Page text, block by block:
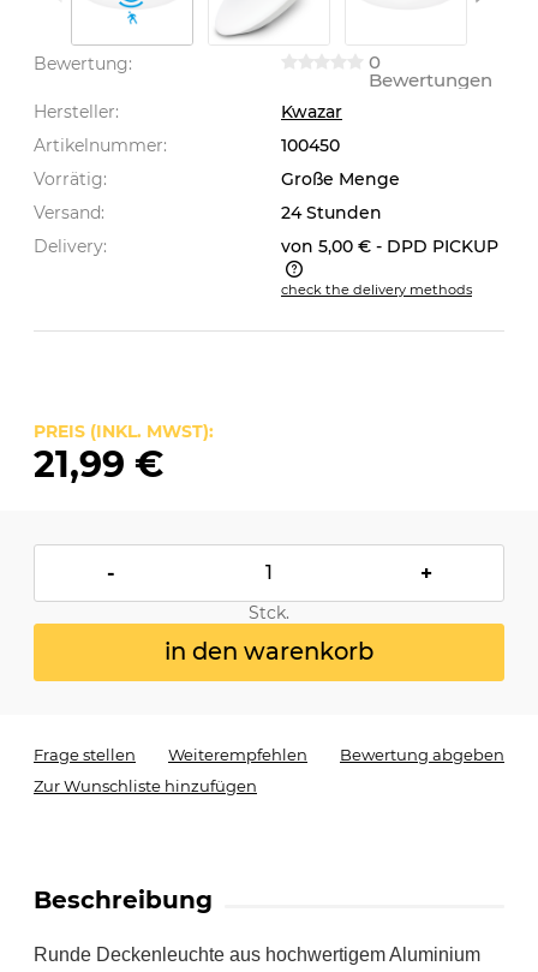
Bewertung: 0
Bewertungen
Hersteller:
Kwazar
Artikelnummer:
100450
Vorrätig:
Große Menge
Versand:
24 Stunden
Delivery:
von 5,00 € - DPD PICKUP
The price does not include any possible payment
check the delivery methods
PREIS (INKL. MWST):
21,99 €
- +
Stck.
in den warenkorb
Frage stellen Weiterempfehlen
Bewertung abgeben
Zur Wunschliste hinzufügen
Beschreibung
Runde Deckenleuchte aus hochwertigem Aluminium